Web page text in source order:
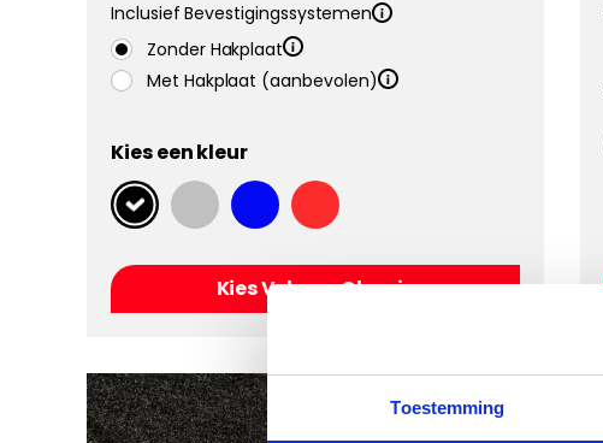
Toestemming
Inclusief Bevestigingssystemen
Zonder Hakplaat
Met Hakplaat (aanbevolen)
Kies een kleur
Kies Velours Classic